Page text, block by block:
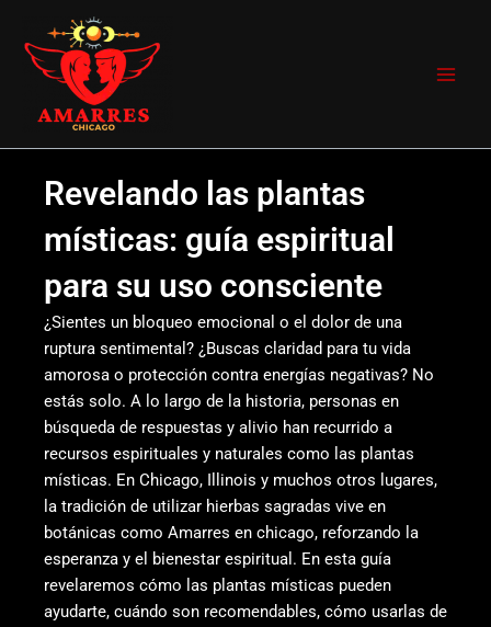
contenido
Revelando las plantas
místicas: guía espiritual
para su uso consciente
¿Sientes un bloqueo emocional o el dolor de una
ruptura sentimental? ¿Buscas claridad para tu vida
amorosa o protección contra energías negativas? No
estás solo. A lo largo de la historia, personas en
búsqueda de respuestas y alivio han recurrido a
recursos espirituales y naturales como las plantas
místicas. En Chicago, Illinois y muchos otros lugares,
la tradición de utilizar hierbas sagradas vive en
botánicas como Amarres en chicago, reforzando la
esperanza y el bienestar espiritual. En esta guía
revelaremos cómo las plantas místicas pueden
ayudarte, cuándo son recomendables, cómo usarlas de